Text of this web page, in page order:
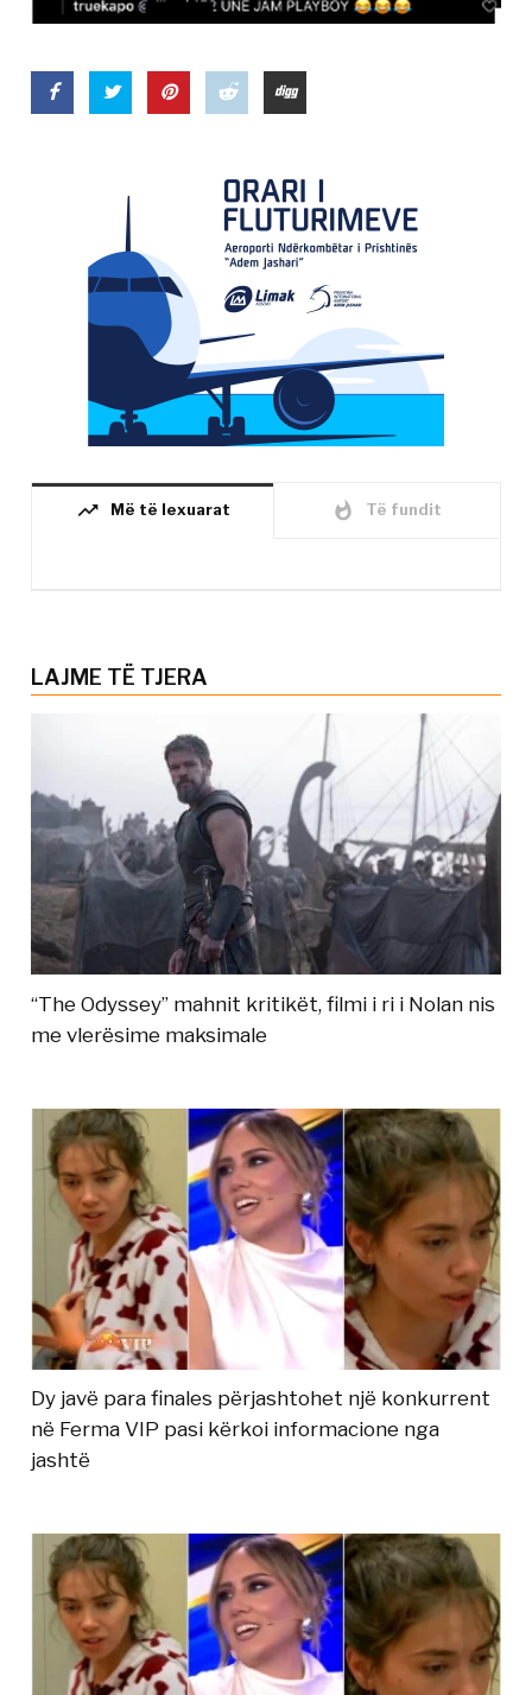
trending_up Më të lexuarat whatshot Të fundit
LAJME TË TJERA
“The Odyssey” mahnit kritikët, filmi i ri i Nolan nis
me vlerësime maksimale
Dy javë para finales përjashtohet një konkurrent
në Ferma VIP pasi kërkoi informacione nga
jashtë